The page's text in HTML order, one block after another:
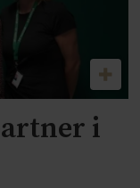
i